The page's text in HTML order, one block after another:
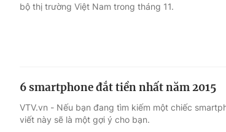
Âm nhạc
Sao
Du lịch
Làm đẹp
bộ thị trường Việt Nam trong tháng 11.
6 smartphone đắt tiền nhất năm 2015
VTV.vn - Nếu bạn đang tìm kiếm một chiếc
viết này sẽ là một gợi ý cho bạn.